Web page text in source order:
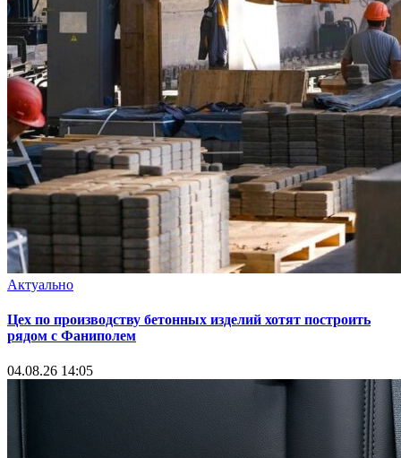
Актуально
Цех по производству бетонных изделий хотят построить
рядом с Фаниполем
04.08.26 14:05